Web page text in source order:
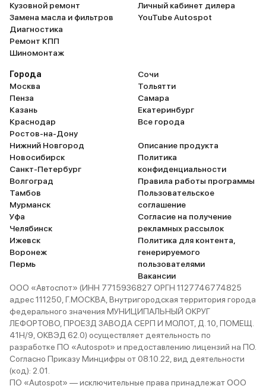
Кузовной ремонт
Замена масла и фильтров
Диагностика
Ремонт КПП
Шиномонтаж
Личный кабинет дилера
YouTube Autospot
Города
Москва
Пенза
Казань
Краснодар
Ростов-на-Дону
Нижний Новгород
Новосибирск
Санкт-Петербург
Волгоград
Тамбов
Мурманск
Уфа
Челябинск
Ижевск
Воронеж
Пермь
Сочи
Тольятти
Самара
Екатеринбург
Все города
Описание продукта
Политика
конфиденциальности
Правила работы программы
Пользовательское
соглашение
Согласие на получение
рекламных рассылок
Политика для контента,
генерируемого
пользователями
Вакансии
ООО «Автоспот» (ИНН 7715936827 ОРГН 1127746774825
адрес 111250, Г.МОСКВА, Внутригородская территория города
федерального значения МУНИЦИПАЛЬНЫЙ ОКРУГ
ЛЕФОРТОВО, ПРОЕЗД ЗАВОДА СЕРП И МОЛОТ, Д. 10, ПОМЕЩ.
41Н/9, ОКВЭД 62.0) осуществляет деятельность по
разработке ПО «Autospot» и предоставлению лицензий на ПО.
Согласно Приказу Минцифры от 08.10.22, вид деятельности
(код): 2.01.
ПО «Autospot» — исключительные права принадлежат ООО